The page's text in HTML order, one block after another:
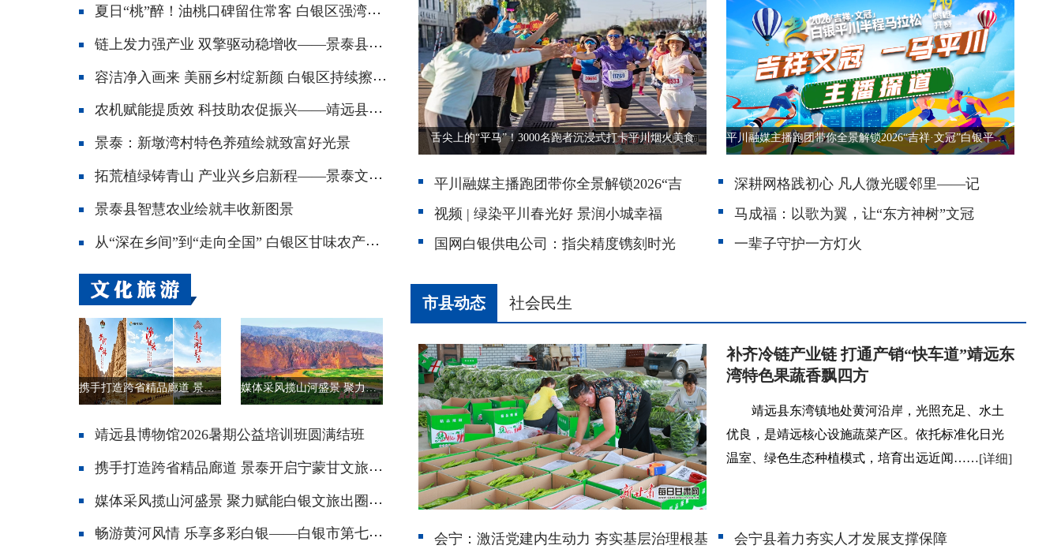
夏日“桃”醉！油桃口碑留住常客 白银区强湾乡林果产业提质增效
链上发力强产业 双擎驱动稳增收——景泰县东西部协作纪实
容洁净入画来 美丽乡村绽新颜 白银区持续擦亮农村人居环境底色
农机赋能提质效 科技助农促振兴——靖远县扎实推进农机推广工作助力现代农业发展
景泰：新墩湾村特色养殖绘就致富好光景
拓荒植绿铸青山 产业兴乡启新程——景泰文冠果产业点亮西北荒原题振兴希望
景泰县智慧农业绘就丰收新图景
从“深在乡间”到“走向全国” 白银区甘味农产借“数”出圈
携手打造跨省精品廊道 景泰开启宁蒙甘文旅融合发展新征程 媒体采风揽山河盛景 聚力赋能白银文旅出圈出彩
靖远县博物馆2026暑期公益培训班圆满结班
携手打造跨省精品廊道 景泰开启宁蒙甘文旅融合发展新征程
媒体采风揽山河盛景 聚力赋能白银文旅出圈出彩
畅游黄河风情 乐享多彩白银——白银市第七届黄河风情文化旅游节隆重开幕
舌尖上的“平马”！3000名跑者沉浸式打卡平川烟火美食 平川融媒主播跑团带你全景解锁2026“吉祥·文冠”白银平川半程马拉松新赛道
平川融媒主播跑团带你全景解锁2026“吉
深耕网格践初心 凡人微光暖邻里——记
视频 | 绿染平川春光好 景润小城幸福
马成福：以歌为翼，让“东方神树”文冠
国网白银供电公司：指尖精度镌刻时光
一辈子守护一方灯火
市县动态 社会民生
补齐冷链产业链 打通产销“快车道”靖远东
湾特色果蔬香飘四方
靖远县东湾镇地处黄河沿岸，光照充足、水土
优良，是靖远核心设施蔬菜产区。依托标准化日光
温室、绿色生态种植模式，培育出远近闻……[详细]
会宁：激活党建内生动力 夯实基层治理根基
会宁县着力夯实人才发展支撑保障